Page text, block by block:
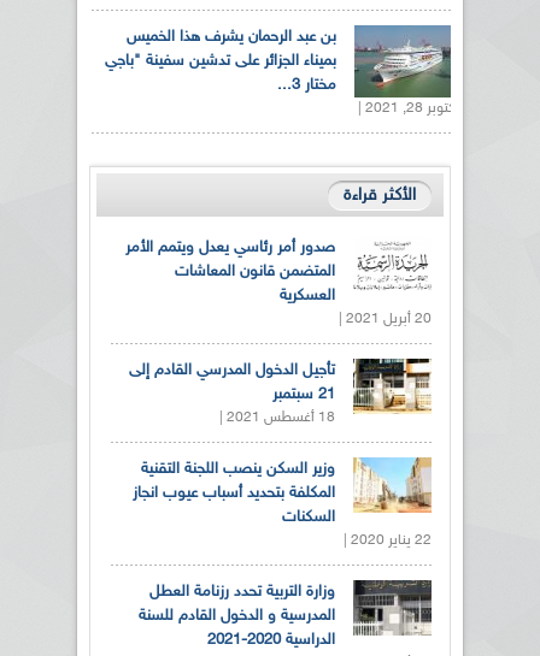
بن عبد الرحمان يشرف هذا الخميس
بميناء الجزائر على تدشين سفينة "باجي
مختار 3...
أكتوبر 28, 2021 |
الأكثر قراءة
صدور أمر رئاسي يعدل ويتمم الأمر
المتضمن قانون المعاشات
العسكرية
20 أبريل 2021 |
تأجيل الدخول المدرسي القادم إلى
21 سبتمبر
18 أغسطس 2021 |
وزير السكن ينصب اللجنة التقنية
المكلفة بتحديد أسباب عيوب انجاز
السكنات
22 يناير 2020 |
وزارة التربية تحدد رزنامة العطل
المدرسية و الدخول القادم للسنة
الدراسية 2020-2021